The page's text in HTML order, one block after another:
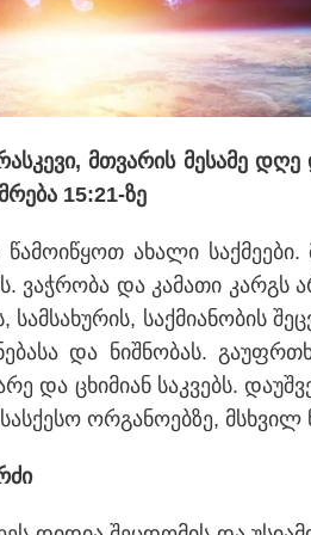
დაკავებულია 3 პირი,
არასრულწლოვანი -
კურიერზე ჯგუფურად
ინფორმაციას
მთვა­რის მე­სა­მე
15:21-ზე
წა­მო­ი­წყოთ ახა­ლი
ვაჭ­რო­ბა და კა­მა­თი
სამ­სა­ხუ­რის, საქ­მი­ა­ნო­ბის
და ნიშ­ნო­ბას.
და ცხი­მი­ან საკ­ვებს.
ორ­გა­ნო­ებ­ზე,